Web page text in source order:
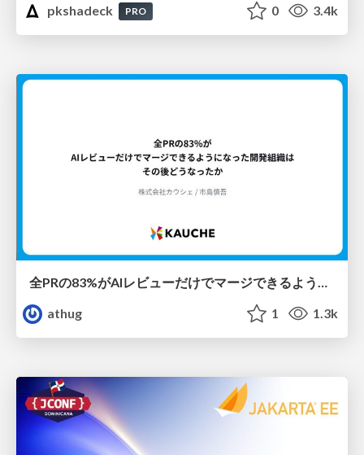
pkshadeck
PRO 0 3.4k
全PRの83%がAIレビューだけでマージできるようになった開発組織はその後どうなったか
athug
1 1.3k